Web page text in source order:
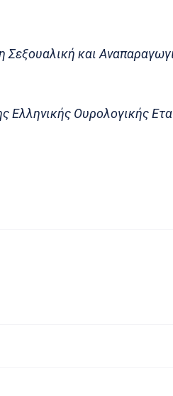
και
Ελληνικής Ουρολογικής